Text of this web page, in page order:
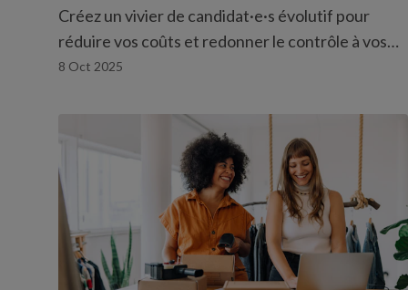
Créez un vivier de candidat·e·s évolutif pour
réduire vos coûts et redonner le contrôle à vos
responsables, le tout sans charge admin.
8 Oct 2025